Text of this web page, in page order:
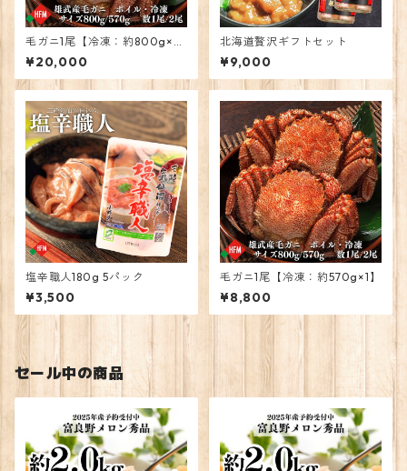
毛ガニ1尾【冷凍：約800g×
1】
¥20,000
北海道贅沢ギフトセット
¥9,000
塩辛職人180g 5パック
¥3,500
毛ガニ1尾【冷凍：約570g×1】
¥8,800
セール中の商品